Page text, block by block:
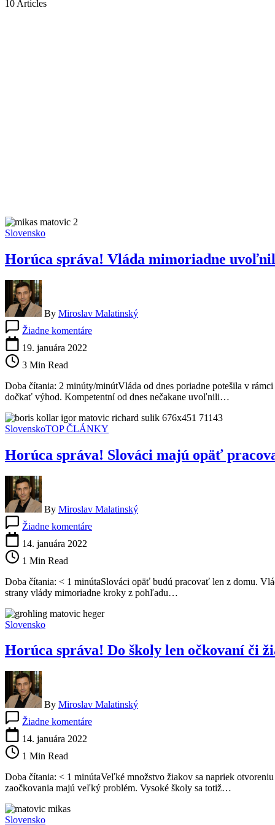
10 Articles
Slovensko
Horúca správa! Vláda mimoriadne
By Miroslav Malatinský
Žiadne komentáreHorúca
opatrenia
pre
nezaočkovaných,
kde
ich
novom
19. januára 2022
3 Min Read
Doba čítania: 2 minúty/minútVláda od dnes poriadne potešila v
dočkať výhod. Kompetentní od dnes nečakane uvoľnili…
SlovenskoTOP ČLÁNKY
Horúca správa! Slováci majú opäť
By Miroslav Malatinský
Žiadne komentáreHorúca
pracovať
len
domu,
platí
14. januára 2022
1 Min Read
Doba čítania: < 1 minútaSlováci opäť budú pracovať len z domu.
strany vlády mimoriadne kroky z pohľadu…
Slovensko
Horúca správa! Do školy len očkovaní či
By Miroslav Malatinský
Žiadne komentáreHorúca
očkovaní
či
14. januára 2022
1 Min Read
Doba čítania: < 1 minútaVeľké množstvo žiakov sa napriek
zaočkovania majú veľký problém. Vysoké školy sa totiž…
Slovensko